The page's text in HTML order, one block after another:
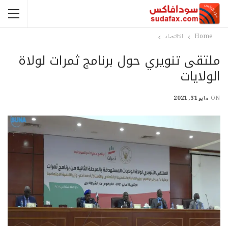
Home الاقتصاد
ملتقى تنويري حول برنامج ثمرات لولاة
الولايات
ON مايو 31, 2021